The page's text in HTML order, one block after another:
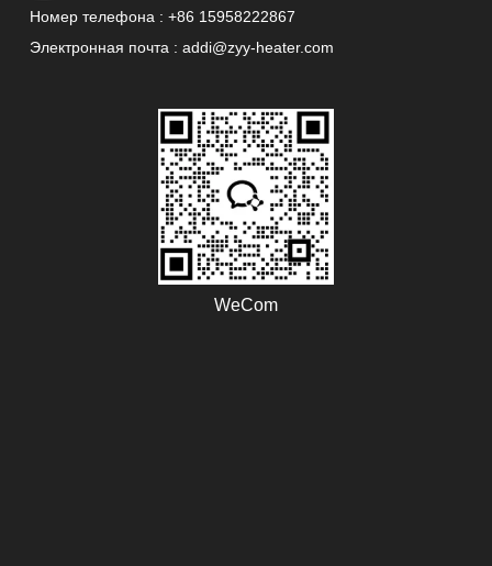
Номер телефона : +86 15958222867
Электронная почта : addi@zyy-heater.com
WeCom